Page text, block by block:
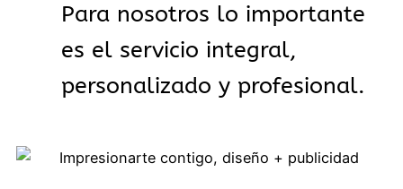
Para nosotros lo importante
es el servicio integral,
personalizado y profesional.